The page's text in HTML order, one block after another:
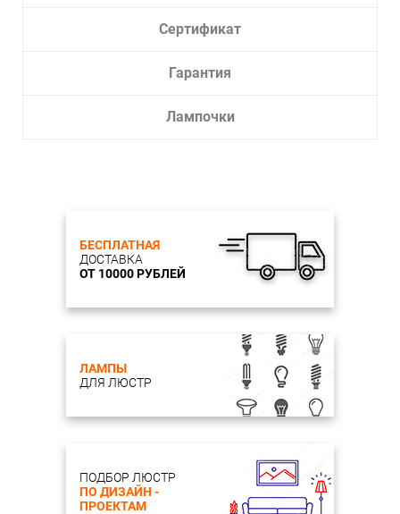
Сертификат
Гарантия
Лампочки
БЕСПЛАТНАЯ
ДОСТАВКА
ОТ 10000 РУБЛЕЙ
ЛАМПЫ
ДЛЯ ЛЮСТР
ПОДБОР ЛЮСТР
ПО ДИЗАЙН -
ПРОЕКТАМ